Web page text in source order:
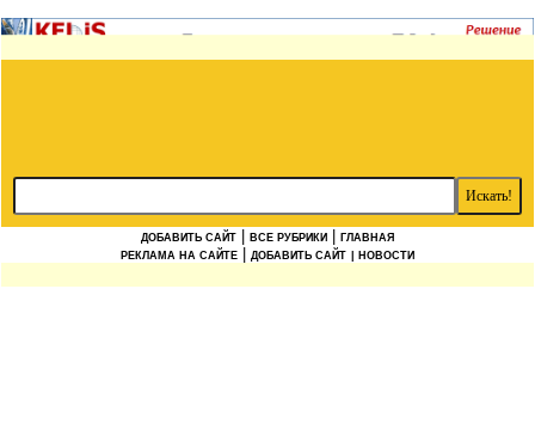
ДОБАВИТЬ САЙТ ВСЕ РУБРИКИ
ГЛАВНАЯ
РЕКЛАМА НА САЙТЕ
ДОБАВИТЬ САЙТ | НОВОСТИ